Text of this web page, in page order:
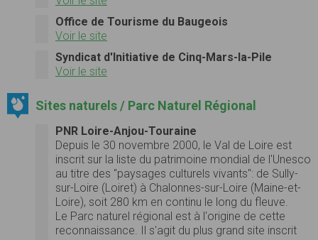
Office de Tourisme du Baugeois
Voir le site
Syndicat d'Initiative de Cinq-Mars-la-Pile
Voir le site
Sites naturels / Parc Naturel Régional
PNR Loire-Anjou-Touraine
Depuis le 30 novembre 2000, le Val de Loire est
inscrit sur la liste du patrimoine mondial de l'Unesco
au titre des "paysages culturels vivants": de Sully-
sur-Loire (Loiret) à Chalonnes-sur-Loire (Maine-et-
Loire), soit 280 km en continu le long du fleuve.
Le Parc naturel régional est à l'origine de cette
reconnaissance. Il s'agit du plus grand site inscrit